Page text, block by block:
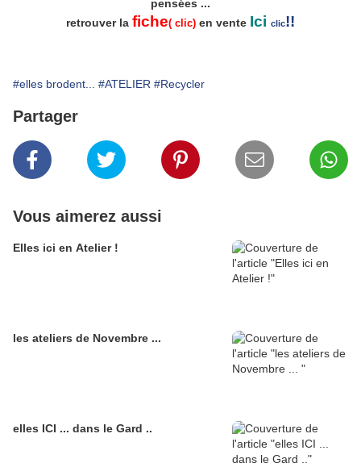
pensées ...
retrouver la fiche( clic) en vente Ici clic!!
#elles brodent... #ATELIER #Recycler
Partager
Vous aimerez aussi
Elles ici en Atelier !
les ateliers de Novembre ...
elles ICI ... dans le Gard ..